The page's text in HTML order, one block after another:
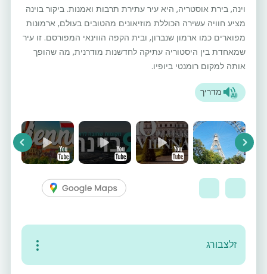
וינה, בירת אוסטריה, היא עיר עתירת תרבות ואמנות. ביקור בוינה
מציע חוויה עשירה הכוללת מוזיאונים מהטובים בעולם, ארמונות
מפוארים כמו ארמון שנברון, ובית הקפה הווינאי המפורסם. זו עיר
שמאחדת בין היסטוריה עתיקה לחדשנות מודרנית, מה שהופך
אותה למקום רומנטי ביופיו.
מדריך
Next
זלצבורג